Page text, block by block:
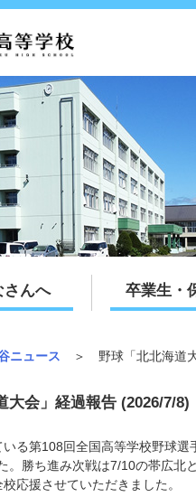
さんへ 卒業生・
ニュース ＞ 野球「北北海道
大会」経過報告 (2026/7/8)
る第108回全国高等学校野球
。勝ち進み次戦は7/10の帯広北
応援させていただきました。